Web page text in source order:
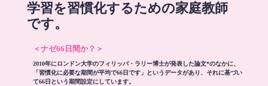
学習を習慣化するための家庭教師
です。
＜ナゼ66日間か？＞
2010年にロンドン大学のフィリッパ・ラリー博士が発表した論文*のなかに、
「習慣化に必要な期間が平均で66日です」というデータがあり、それに基づい
て66日という期間設定にしています。